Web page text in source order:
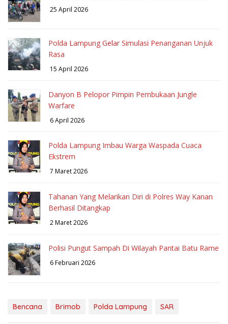
25 April 2026
Polda Lampung Gelar Simulasi Penanganan Unjuk
Rasa
15 April 2026
Danyon B Pelopor Pimpin Pembukaan Jungle
Warfare
6 April 2026
Polda Lampung Imbau Warga Waspada Cuaca
Ekstrem
7 Maret 2026
Tahanan Yang Melarikan Diri di Polres Way Kanan
Berhasil Ditangkap
2 Maret 2026
Polisi Pungut Sampah Di Wilayah Pantai Batu Rame
6 Februari 2026
Bencana Brimob Polda Lampung SAR